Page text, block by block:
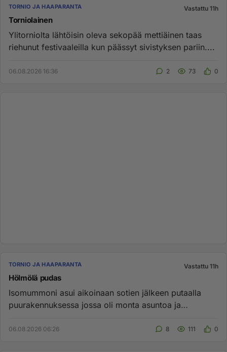
TORNIO JA HAAPARANTA Vastattu 11h
Torniolainen
Ylitorniolta lähtöisin oleva sekopää mettiäinen taas
riehunut festivaaleilla kun päässyt sivistyksen pariin....
06.08.2026 16:36 2 73 0
TORNIO JA HAAPARANTA Vastattu 11h
Hölmölä pudas
Isomummoni asui aikoinaan sotien jälkeen putaalla
puurakennuksessa jossa oli monta asuntoa ja
06.08.2026 06:26 8 111 0